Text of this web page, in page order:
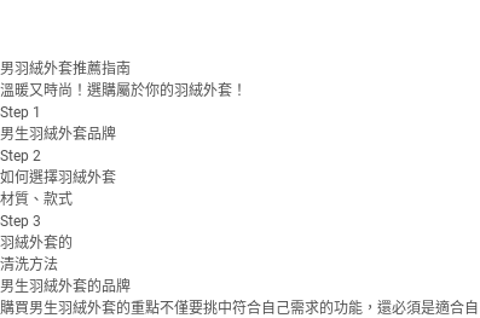
男羽絨外套推薦指南
溫暖又時尚！選購屬於你的羽絨外套！
Step 1
男生羽絨外套品牌
Step 2
如何選擇羽絨外套
材質、款式
Step 3
羽絨外套的
清洗方法
男生羽絨外套的品牌
購買男生羽絨外套的重點不僅要挑中符合自己需求的功能，還必須是適合